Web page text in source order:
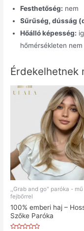
Festhetőség: nem
Sűrűség, dússág
Hőálló képesség:
hőmérsékleten
Érdekelhetnek
,,Grab and go" paróka - mű
fejbőrrel
100% emberi haj –
Szőke Paróka